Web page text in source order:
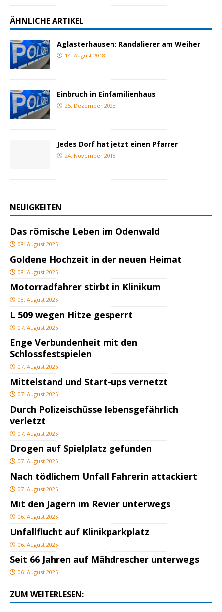
ÄHNLICHE ARTIKEL
Aglasterhausen: Randalierer am Weiher
14. August 2018
Einbruch in Einfamilienhaus
25. Dezember 2023
Jedes Dorf hat jetzt einen Pfarrer
24. November 2018
NEUIGKEITEN
Das römische Leben im Odenwald
08. August 2026
Goldene Hochzeit in der neuen Heimat
08. August 2026
Motorradfahrer stirbt in Klinikum
08. August 2026
L 509 wegen Hitze gesperrt
07. August 2026
Enge Verbundenheit mit den
Schlossfestspielen
07. August 2026
Mittelstand und Start-ups vernetzt
07. August 2026
Durch Polizeischüsse lebensgefährlich
verletzt
07. August 2026
Drogen auf Spielplatz gefunden
07. August 2026
Nach tödlichem Unfall Fahrerin attackiert
07. August 2026
Mit den Jägern im Revier unterwegs
06. August 2026
Unfallflucht auf Klinikparkplatz
06. August 2026
Seit 66 Jahren auf Mähdrescher unterwegs
06. August 2026
ZUM WEITERLESEN: